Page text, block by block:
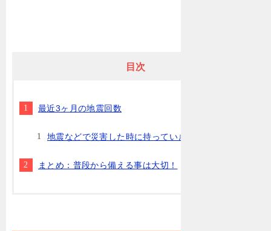
目次
最近3ヶ月の地震回数
地震などで災害した時に持っていきたいリスト
まとめ：普段から備える事は大切！